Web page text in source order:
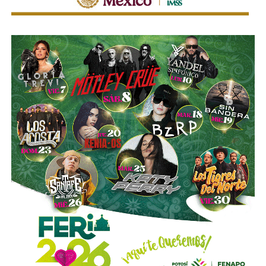
la compañía.
Esa conversión todavía no ocurre: se proyecta para 2027.
Azcárraga ha reducido considerablemente sus acciones
de la compañía, aunque conserva (vía un fideicomiso
familiar y una clase especial de acciones) el control formal
del voto de la empresa, independientemente de cuánto
capital tenga cada quien. En resumidas cuentas, aunque
Emilio Azcárraga tiene el poder de decisión,el mismo
financiero que reparte el control de El Realito con los
dos hombres más poderosos de Televisa está, al
mismo tiempo, camino a convertirse en el mayor
dueño accionario de la propia televisora.